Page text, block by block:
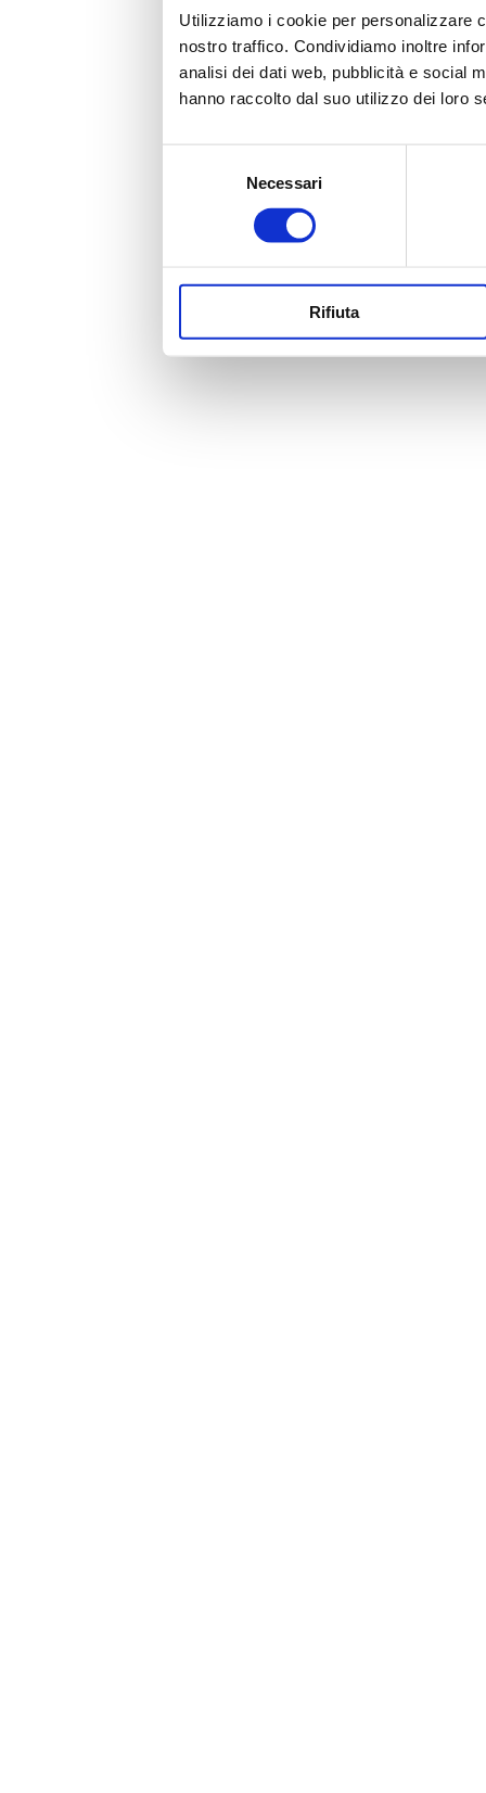
Utilizziamo i cookie per personalizzare
nostro traffico. Condividiamo inoltre
analisi dei dati web, pubblicità e social
hanno raccolto dal suo utilizzo dei loro
Necessari
Rifiuta